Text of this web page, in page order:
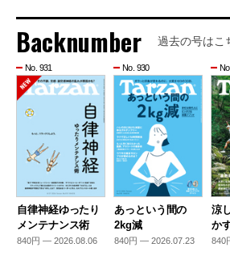
Backnumber 過去の号はこ
No. 931
自律神経ゆったり
メンテナンス術
840円 — 2026.08.06
No. 930
あっという間の
2kg減
840円 — 2026.07.23
涼
か
840